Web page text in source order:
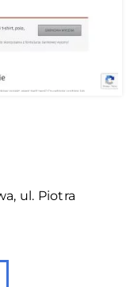
ul. Piotra